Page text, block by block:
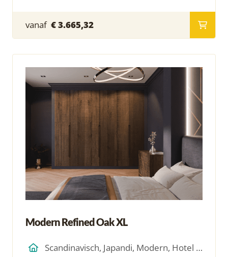
vanaf € 3.665,32
Modern Refined Oak XL
Scandinavisch, Japandi, Modern, Hotel Chique, Minimalistich